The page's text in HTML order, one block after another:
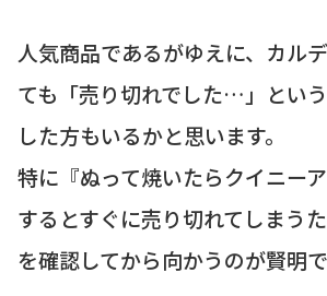
人気商品であるがゆえに、カル
ても「売り切れでした…」とい
した方もいるかと思います。
特に『ぬって焼いたらクイニー
するとすぐに売り切れてしまう
を確認してから向かうのが賢明で